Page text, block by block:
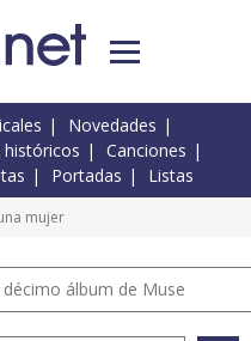
Novedades
históricos
Canciones
Portadas Listas
mujer
álbum de Muse